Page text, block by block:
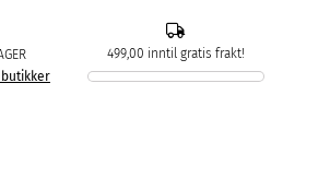
butikker
499,00 inntil gratis frakt!